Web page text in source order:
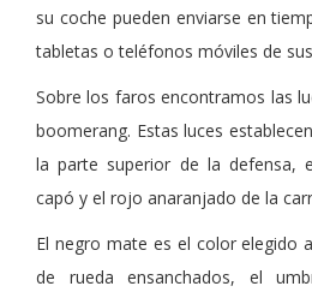
su coche pueden enviarse en
tabletas o teléfonos móviles de
Sobre los faros encontramos las
boomerang. Estas luces
la parte superior de la defensa,
capó y el rojo anaranjado de la
El negro mate es el color elegido
de rueda ensanchados, el